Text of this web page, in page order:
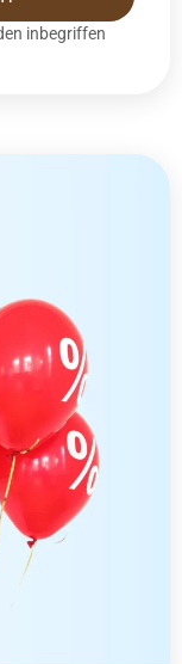
inbegriffen